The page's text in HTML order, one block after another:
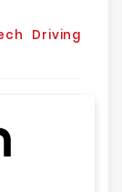
Driving